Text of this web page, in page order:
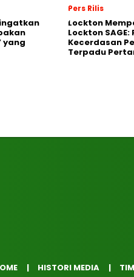
yang
Pers Rilis
Lockton
Lockton
Kecerdasan
Terpadu
HISTORI MEDIA